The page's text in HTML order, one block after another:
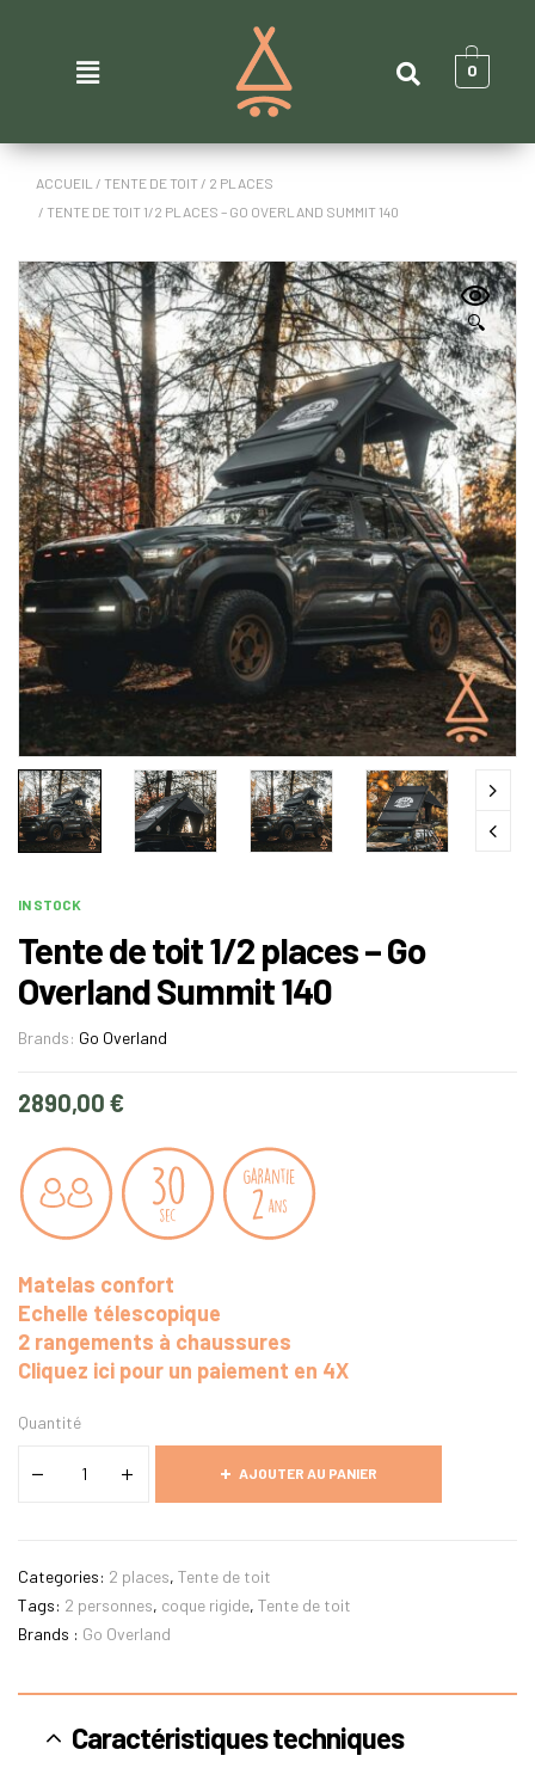
0
ACCUEIL / TENTE DE TOIT / 2 PLACES
/ TENTE DE TOIT 1/2 PLACES – GO OVERLAND SUMMIT 140
🔍
IN STOCK
Tente de toit 1/2 places – Go
Overland Summit 140
Brands: Go Overland
2890,00 €
Matelas confort
Echelle télescopique
2 rangements à chaussures
Cliquez ici pour un paiement en 4X
Quantité
AJOUTER AU PANIER
Categories: 2 places, Tente de toit
Tags: 2 personnes, coque rigide, Tente de toit
Brands : Go Overland
Caractéristiques techniques